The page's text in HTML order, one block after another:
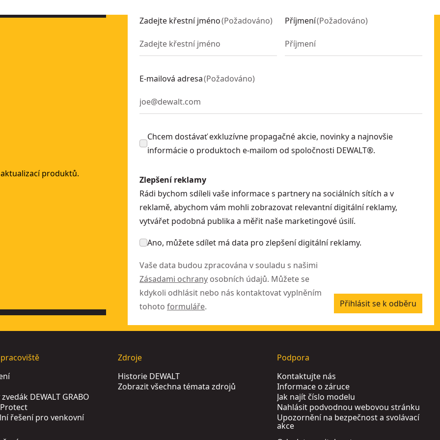
QW
produktů.
Zadejte křestní jméno(Požadováno) Příjmení(Požadováno)
E-mailová adresa(Požadováno)
Chcem dostávať exkluzívne propagačné akcie, novinky a najnovšie
informácie o produktoch e-mailom od spoločnosti DEWALT®.
Zlepšení reklamy
Rádi bychom sdíleli vaše informace s partnery na sociálních sítích a v
reklamě, abychom vám mohli zobrazovat relevantní digitální reklamy,
vytvářet podobná publika a měřit naše marketingové úsilí.
Ano, můžete sdílet má data pro zlepšení digitální reklamy.
Vaše data budou zpracována v souladu s našimi
Zásadami ochrany osobních údajů. Můžete se
kdykoli odhlásit nebo nás kontaktovat vyplněním
tohoto formuláře. Přihlásit se k odběru
DEWALT GRABO
řešení pro venkovní
Zdroje
Historie DEWALT
Zobrazit všechna témata zdrojů
Podpora
Kontaktujte nás
Informace o záruce
Jak najít číslo modelu
Nahlásit podvodnou webovou stránku
Upozornění na bezpečnost a svolávací
akce